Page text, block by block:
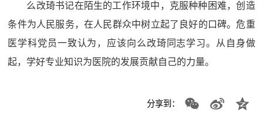
么改琦书记在陌生的工作环境中，克服种种困难，创造
条件为人民服务，在人民群众中树立起了良好的口碑。危重
医学科党员一致认为，应该向么改琦同志学习。从自身做
起，学好专业知识为医院的发展贡献自己的力量。
分享到：